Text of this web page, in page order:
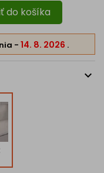
priestor
/ 3,1 A)
pracovných stolov
do košíka
- 14. 8. 2026 .
expand_more